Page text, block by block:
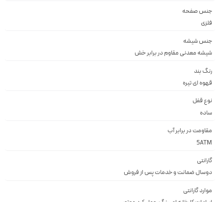
جنس صفحه
فلزى
جنس شیشه
شيشه معدنى مقاوم در برابر خش
رنگ بند
قهوه اى تيره
نوع قفل
ساده
مقاومت در برابر آب
5ATM
گارانتی
دوسال ضمانت و خدمات پس از فروش
موارد گارانتی